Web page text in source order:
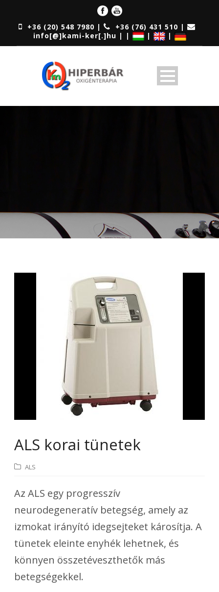
+36 (20) 548 7980 |
+36 (76) 431 510 |
info[@]kami-ker[.]hu | |
| |
ALS korai tünetek
ALS
Az ALS egy progresszív
neurodegeneratív betegség, amely az
izmokat irányító idegsejteket károsítja. A
tünetek eleinte enyhék lehetnek, és
könnyen összetéveszthetők más
betegségekkel.